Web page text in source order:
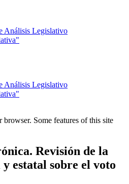
Análisis Legislativo
Análisis Legislativo
Some features of this site
Revisión de la
estatal sobre el voto